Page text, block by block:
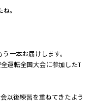
。
一本お届けします。
運転全国大会に参加したT
以後練習を重ねてきたよう